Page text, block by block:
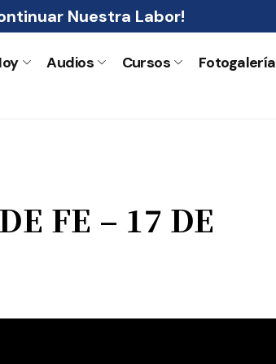
Nuestra Labor!
Audios Cursos Fotogalería
FE – 17 DE